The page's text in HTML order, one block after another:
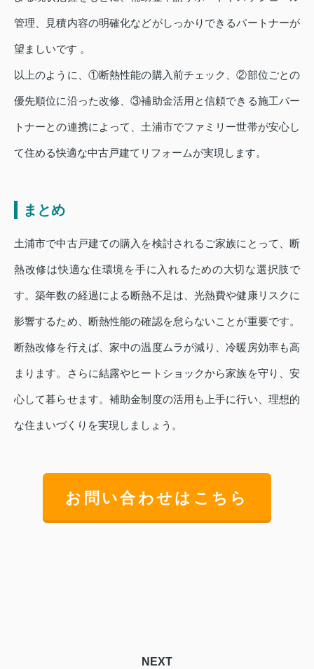
管理、見積内容の明確化などがしっかりできるパートナーが
望ましいです 。
以上のように、①断熱性能の購入前チェック、②部位ごとの
優先順位に沿った改修、③補助金活用と信頼できる施工パー
トナーとの連携によって、土浦市でファミリー世帯が安心し
て住める快適な中古戸建てリフォームが実現します。
まとめ
土浦市で中古戸建ての購入を検討されるご家族にとって、断
熱改修は快適な住環境を手に入れるための大切な選択肢で
す。築年数の経過による断熱不足は、光熱費や健康リスクに
影響するため、断熱性能の確認を怠らないことが重要です。
断熱改修を行えば、家中の温度ムラが減り、冷暖房効率も高
まります。さらに結露やヒートショックから家族を守り、安
心して暮らせます。補助金制度の活用も上手に行い、理想的
な住まいづくりを実現しましょう。
お問い合わせはこちら
NEXT